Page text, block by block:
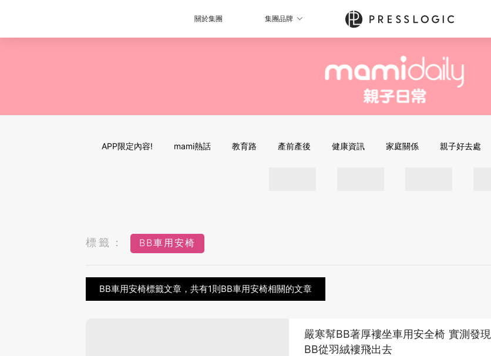
關於集團 集團品牌
APP限定內容! mami熱話 教育路 產前產後 健康資訊 家庭關係 親子好去處
標籤： BB車用安椅
BB車用安椅標籤文章，共有1則BB車用安椅相關的文章
嚴寒幫BB著厚褸坐車用安全椅 實測發現
BB從羽絨褸飛出去